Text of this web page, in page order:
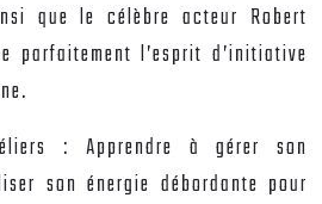
que le célèbre acteur Robert
parfaitement l’esprit d’initiative
: Apprendre à gérer son
son énergie débordante pour